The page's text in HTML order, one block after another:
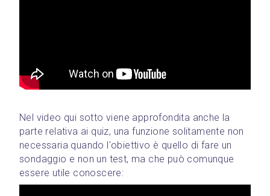
Nel video qui sotto viene approfondita anche la
parte relativa ai quiz, una funzione solitamente non
necessaria quando l'obiettivo è quello di fare un
sondaggio e non un test, ma che può comunque
essere utile conoscere: